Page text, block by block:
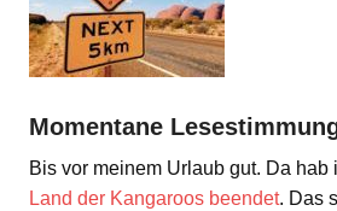
Momentane
Bis vor meinem Urlaub gut. Da hab
Land der Kangaroos beendet. Das